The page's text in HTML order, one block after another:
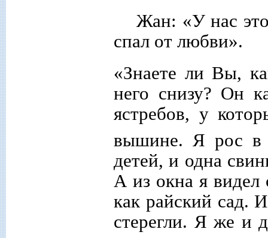
Жан: «У нас
спал от любви».
«Знаете ли Вы,
него снизу? Он
ястребов, у
вышине. Я рос в
детей, и одна
А из окна я видел
как райский сад.
стерегли. Я же и